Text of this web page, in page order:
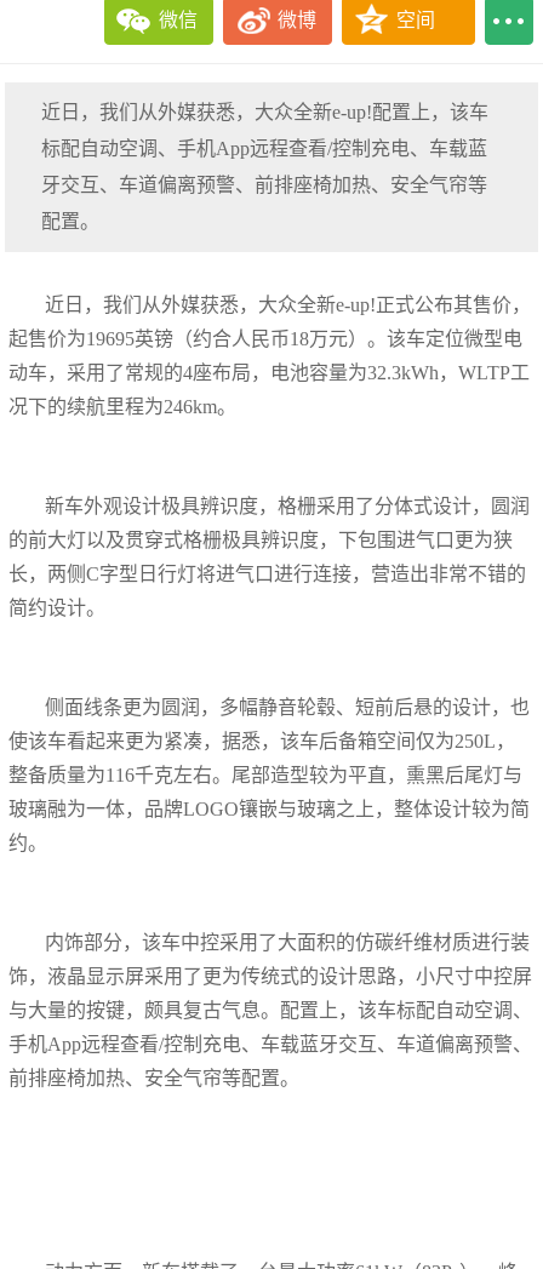
微信 微博 空间
近日，我们从外媒获悉，大众全新e-up!配置上，该车
标配自动空调、手机App远程查看/控制充电、车载蓝
牙交互、车道偏离预警、前排座椅加热、安全气帘等
配置。
近日，我们从外媒获悉，大众全新e-up!正式公布其售价，
起售价为19695英镑（约合人民币18万元）。该车定位微型电
动车，采用了常规的4座布局，电池容量为32.3kWh，WLTP工
况下的续航里程为246km。
新车外观设计极具辨识度，格栅采用了分体式设计，圆润
的前大灯以及贯穿式格栅极具辨识度，下包围进气口更为狭
长，两侧C字型日行灯将进气口进行连接，营造出非常不错的
简约设计。
侧面线条更为圆润，多幅静音轮毂、短前后悬的设计，也
使该车看起来更为紧凑，据悉，该车后备箱空间仅为250L，
整备质量为116千克左右。尾部造型较为平直，熏黑后尾灯与
玻璃融为一体，品牌LOGO镶嵌与玻璃之上，整体设计较为简
约。
内饰部分，该车中控采用了大面积的仿碳纤维材质进行装
饰，液晶显示屏采用了更为传统式的设计思路，小尺寸中控屏
与大量的按键，颇具复古气息。配置上，该车标配自动空调、
手机App远程查看/控制充电、车载蓝牙交互、车道偏离预警、
前排座椅加热、安全气帘等配置。